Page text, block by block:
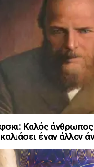
Καλός άνθρωπος
έναν άλλον